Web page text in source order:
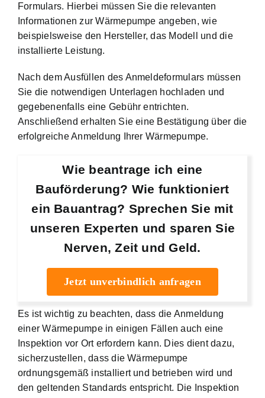
Formulars. Hierbei müssen Sie die relevanten
Informationen zur Wärmepumpe angeben, wie
beispielsweise den Hersteller, das Modell und die
installierte Leistung.
Nach dem Ausfüllen des Anmeldeformulars müssen
Sie die notwendigen Unterlagen hochladen und
gegebenenfalls eine Gebühr entrichten.
Anschließend erhalten Sie eine Bestätigung über die
erfolgreiche Anmeldung Ihrer Wärmepumpe.
Wie beantrage ich eine
Bauförderung? Wie funktioniert
ein Bauantrag? Sprechen Sie mit
unseren Experten und sparen Sie
Nerven, Zeit und Geld.
Jetzt unverbindlich anfragen
Es ist wichtig zu beachten, dass die Anmeldung
einer Wärmepumpe in einigen Fällen auch eine
Inspektion vor Ort erfordern kann. Dies dient dazu,
sicherzustellen, dass die Wärmepumpe
ordnungsgemäß installiert und betrieben wird und
den geltenden Standards entspricht. Die Inspektion